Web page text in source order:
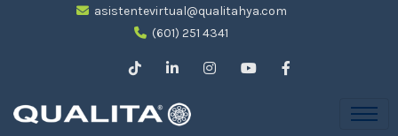
asistentevirtual@qualitahya.com
(601) 251 4341